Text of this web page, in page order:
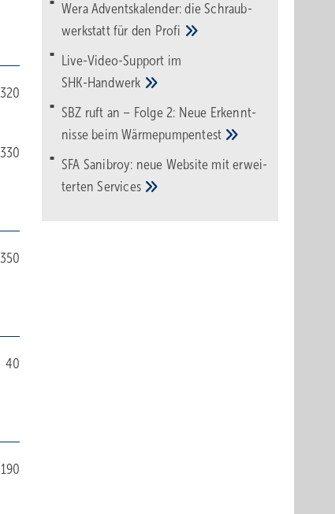
320
330
350
40
190
Wera Adventskalender: die Schraub­
werk­statt für den Pro­fi
Live-Video-Support im
SHK-Handwerk
SBZ ruft an – Folge 2: Neue Erkennt­
nisse beimWärme­pumpen­test
SFA Sanibroy: neue Web­site mit erwei­
tertenServices